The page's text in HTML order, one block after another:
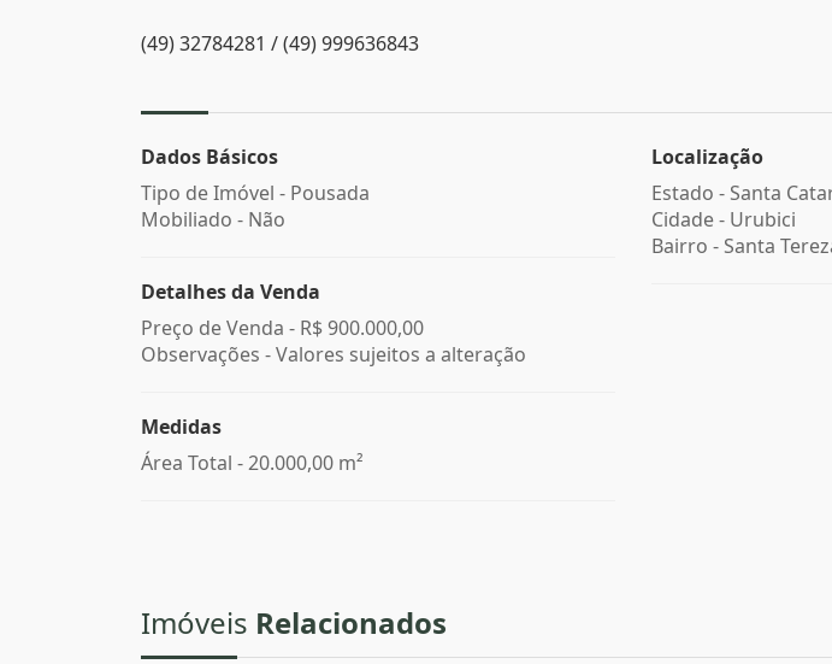
(49) 32784281 / (49) 999636843
Dados Básicos
Tipo de Imóvel - Pousada
Mobiliado - Não
Detalhes da Venda
Preço de Venda - R$ 900.000,00
Observações - Valores sujeitos a alteração
Medidas
Área Total - 20.000,00 m²
Localização
Estado - Santa
Cidade - Urubici
Bairro - Santa
Imóveis Relacionados